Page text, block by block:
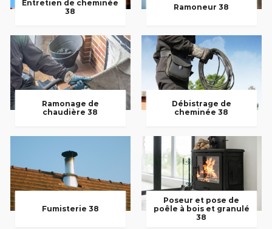
Entretien de cheminée
38
Ramoneur 38
Ramonage de
chaudière 38
Débistrage de
cheminée 38
Fumisterie 38
Poseur et pose de
poêle à bois et granulé
38